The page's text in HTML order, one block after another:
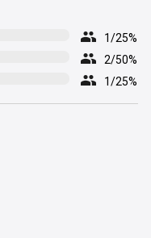
 1/25%
 2/50%
 1/25%